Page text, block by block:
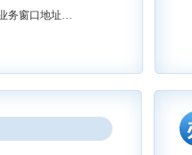
业务窗口地址时间